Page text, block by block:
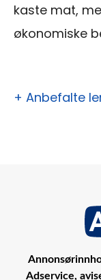
kaste mat,
økonomiske
+ Anbefalte
Adservice,